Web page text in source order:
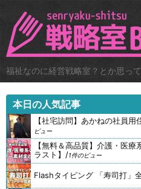
福祉なのに経営戦略室？とか思っ
本日の人気記事
【社宅訪問】あかねの社員
ビュー
【無料＆高品質】介護・医
ラスト】 /1件のビュー
Flashタイピング 「寿司打」